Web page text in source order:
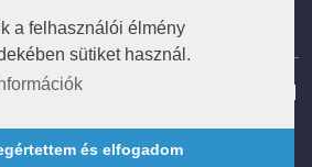
a felhasználói élmény
sütiket használ.
és elfogadom
- Veszprémi Egyetemi Sport Club |